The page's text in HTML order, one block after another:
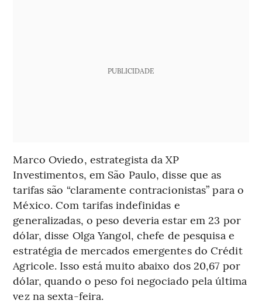
PUBLICIDADE
Marco Oviedo, estrategista da XP
Investimentos, em São Paulo, disse que as
tarifas são “claramente contracionistas” para o
México. Com tarifas indefinidas e
generalizadas, o peso deveria estar em 23 por
dólar, disse Olga Yangol, chefe de pesquisa e
estratégia de mercados emergentes do Crédit
Agricole. Isso está muito abaixo dos 20,67 por
dólar, quando o peso foi negociado pela última
vez na sexta-feira.